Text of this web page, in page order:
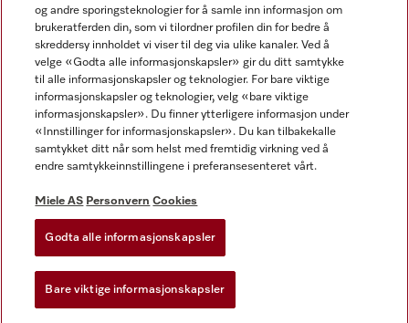
Miele AS
Vilkår og betingelser
Vilkår for bruk
Miele tilgjengelighetserklæring
Miele på Facebook
Miele på Youtube
Miele på Instagram
og andre sporingsteknologier for å samle inn informasjon om
brukeratferden din, som vi tilordner profilen din for bedre å
skreddersy innholdet vi viser til deg via ulike kanaler. Ved å
velge «Godta alle informasjonskapsler» gir du ditt samtykke
til alle informasjonskapsler og teknologier. For bare viktige
informasjonskapsler og teknologier, velg «bare viktige
informasjonskapsler». Du finner ytterligere informasjon under
«Innstillinger for informasjonskapsler». Du kan tilbakekalle
samtykket ditt når som helst med fremtidig virkning ved å
endre samtykkeinnstillingene i preferansesenteret vårt.
Miele AS Personvern Cookies
Godta alle informasjonskapsler
Bare viktige informasjonskapsler